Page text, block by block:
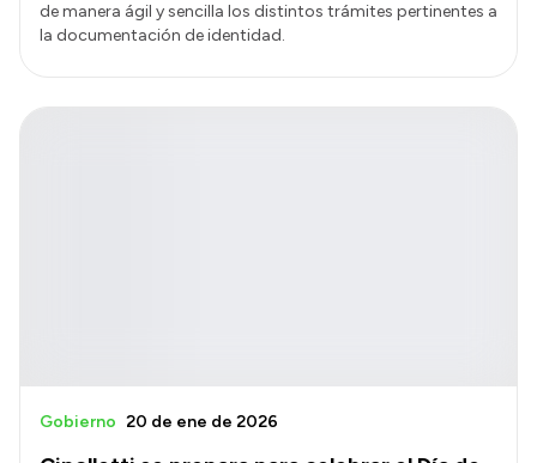
de manera ágil y sencilla los distintos trámites pertinentes a
la documentación de identidad.
Gobierno 20 de ene de 2026